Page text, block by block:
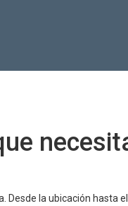
Desde la ubicación hasta